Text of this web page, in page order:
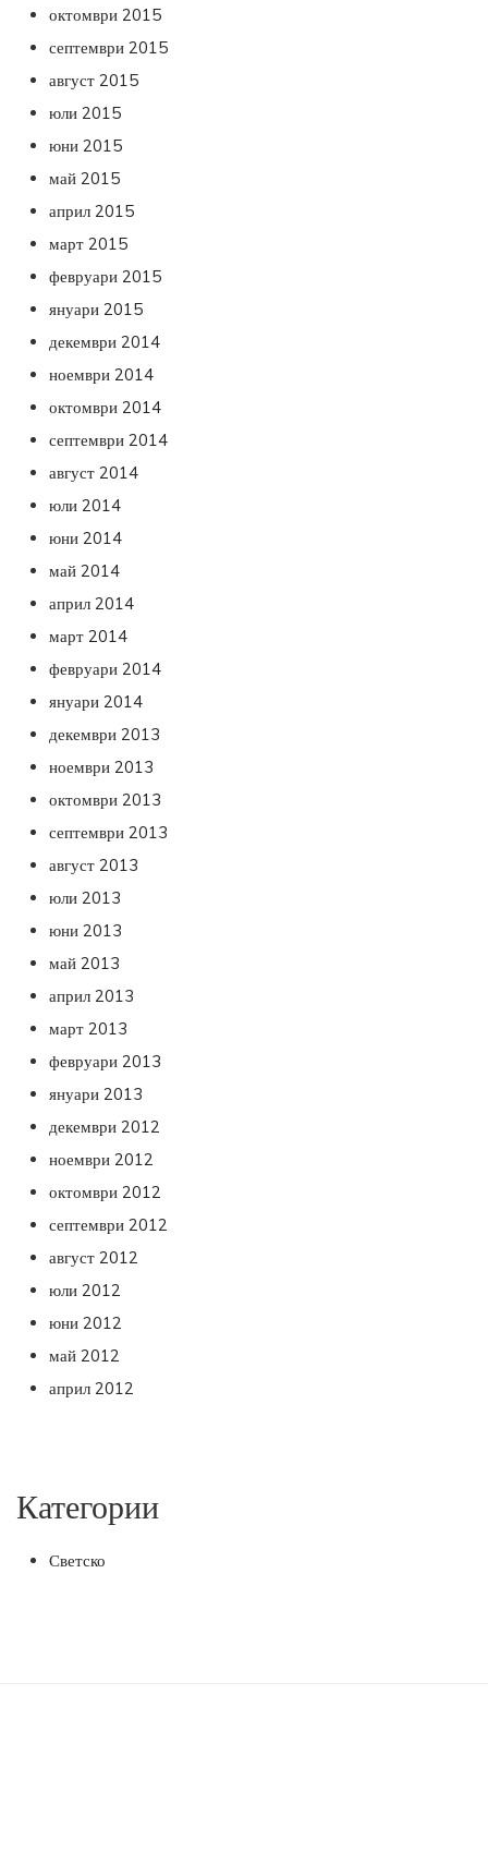
октомври 2015
септември 2015
август 2015
юли 2015
юни 2015
май 2015
април 2015
март 2015
февруари 2015
януари 2015
декември 2014
ноември 2014
октомври 2014
септември 2014
август 2014
юли 2014
юни 2014
май 2014
април 2014
март 2014
февруари 2014
януари 2014
декември 2013
ноември 2013
октомври 2013
септември 2013
август 2013
юли 2013
юни 2013
май 2013
април 2013
март 2013
февруари 2013
януари 2013
декември 2012
ноември 2012
октомври 2012
септември 2012
август 2012
юли 2012
юни 2012
май 2012
април 2012
Категории
Светско